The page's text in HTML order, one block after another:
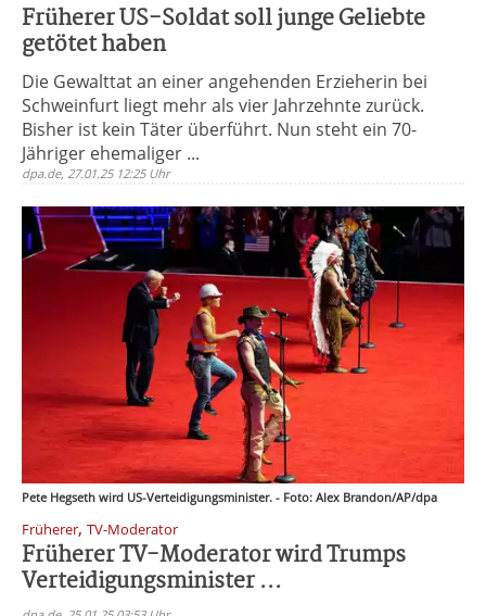
Früherer US-Soldat soll junge Geliebte
getötet haben
Die Gewalttat an einer angehenden Erzieherin bei
Schweinfurt liegt mehr als vier Jahrzehnte zurück.
Bisher ist kein Täter überführt. Nun steht ein 70-
Jähriger ehemaliger ...
dpa.de, 27.01.25 12:25 Uhr
Pete Hegseth wird US-Verteidigungsminister. - Foto: Alex Brandon/AP/dpa
Früherer, TV-Moderator
Früherer TV-Moderator wird Trumps
Verteidigungsminister ...